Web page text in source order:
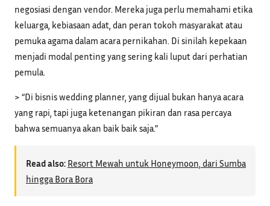
negosiasi dengan vendor. Mereka juga perlu memahami etika
keluarga, kebiasaan adat, dan peran tokoh masyarakat atau
pemuka agama dalam acara pernikahan. Di sinilah kepekaan
menjadi modal penting yang sering kali luput dari perhatian
pemula.
> “Di bisnis wedding planner, yang dijual bukan hanya acara
yang rapi, tapi juga ketenangan pikiran dan rasa percaya
bahwa semuanya akan baik baik saja.”
Read also: Resort Mewah untuk Honeymoon, dari Sumba
hingga Bora Bora